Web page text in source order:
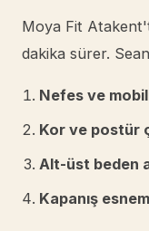
Moya Fit
dakika sürer.
Nefes ve
Kor ve postür
Alt-üst beden
Kapanış